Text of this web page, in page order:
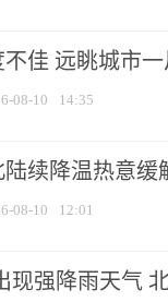
佳 远眺城市
08-10 14:35
续降温热意缓
08-10 12:01
现强降雨天气